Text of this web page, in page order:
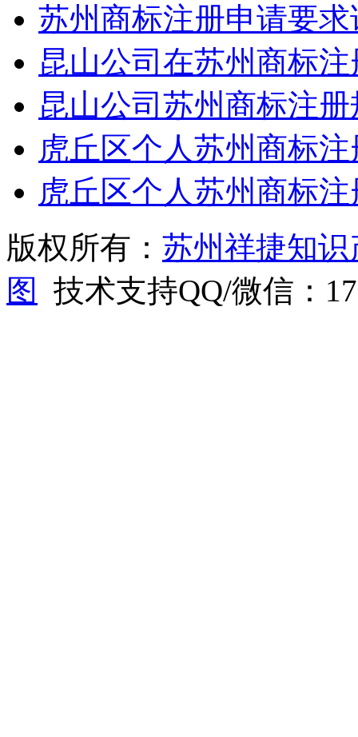
苏州商标注册申请要求
昆山公司在苏州商标
昆山公司苏州商标注
虎丘区个人苏州商标
虎丘区个人苏州商标
版权所有： 苏州祥捷知
图
技术支持QQ/微信：